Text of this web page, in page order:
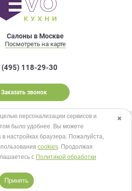
Салоны в Москве
Посмотреть на карте
(495) 118-29-30
Заказать звонок
2026.Карта сайта
Мы в соцсетях
к оплате
✖
персонализации сервисов и
было удобнее. Вы можете
в настройках браузера. Пожалуйста,
cookies. Продолжая
с Политикой обработки
Принять